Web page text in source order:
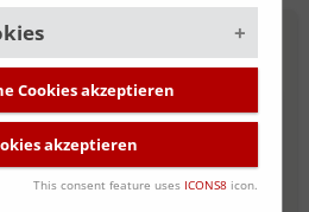
FÜR
der Website zu
gewisse Cookies
erforderlichen
aktiviert.
allgemeine
Website erforderlich
stätig zu
wir das
Matomo. Die
standardmäßig
Cookies akzeptieren
akzeptieren
This consent feature uses ICONS8icon.